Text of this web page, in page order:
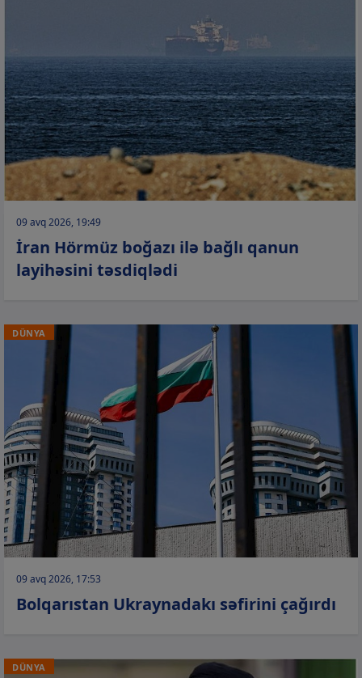
09 avq 2026, 19:49
İran Hörmüz boğazı ilə bağlı qanun
layihəsini təsdiqlədi
DÜNYA
09 avq 2026, 17:53
Bolqarıstan Ukraynadakı səfirini çağırdı
DÜNYA